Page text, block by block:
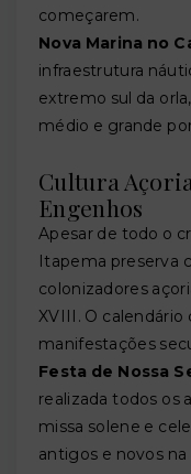
começarem.
Nova Marina no
infraestrutura
extremo sul da
médio e grande
Cultura
Engenhos
Apesar de todo o
Itapema preserva
colonizadores
XVIII. O calendário
manifestações
Festa de Nossa
realizada todos os
missa solene e
antigos e novos na